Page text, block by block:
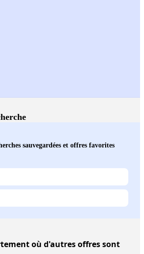
sauvegardées et offres favorites
où d'autres offres sont